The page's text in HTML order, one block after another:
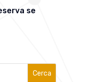
se
Cerca